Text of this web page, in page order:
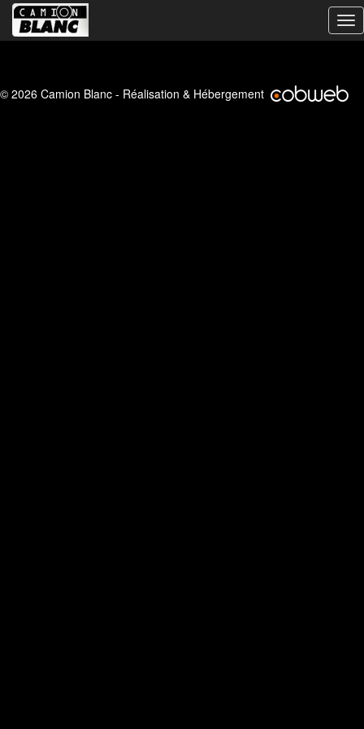
la
© 2026 Camion Blanc - Réalisation & Hébergement